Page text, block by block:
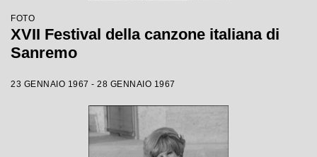
FOTO
XVII Festival della canzone italiana di
Sanremo
23 GENNAIO 1967 - 28 GENNAIO 1967